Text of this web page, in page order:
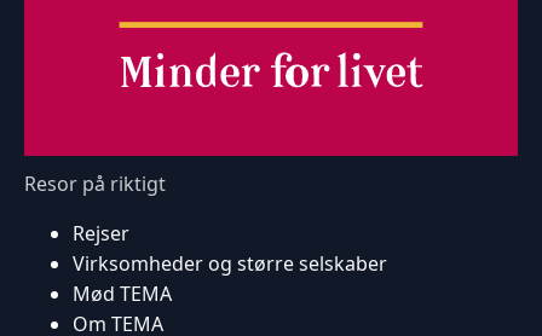
Resor på riktigt
Rejser
Virksomheder og større selskaber
Mød TEMA
Om TEMA